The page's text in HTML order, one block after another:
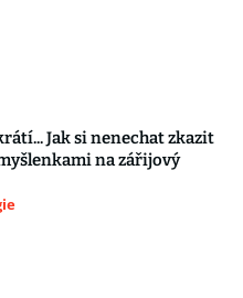
Jak si nenechat zkazit
na zářijový